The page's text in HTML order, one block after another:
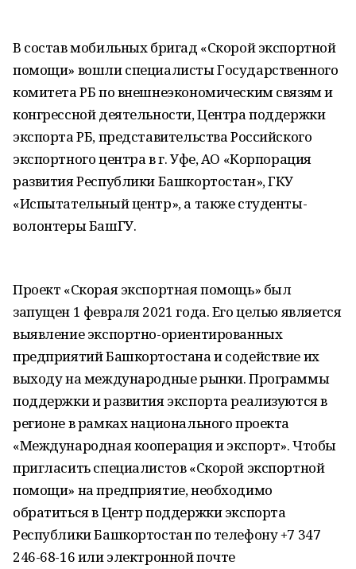
В состав мобильных бригад «Скорой экспортной
помощи» вошли специалисты Государственного
комитета РБ по внешнеэкономическим связям и
конгрессной деятельности, Центра поддержки
экспорта РБ, представительства Российского
экспортного центра в г. Уфе, АО «Корпорация
развития Республики Башкортостан», ГКУ
«Испытательный центр», а также студенты-
волонтеры БашГУ.
Проект «Скорая экспортная помощь» был
запущен 1 февраля 2021 года. Его целью является
выявление экспортно-ориентированных
предприятий Башкортостана и содействие их
выходу на международные рынки. Программы
поддержки и развития экспорта реализуются в
регионе в рамках национального проекта
«Международная кооперация и экспорт». Чтобы
пригласить специалистов «Скорой экспортной
помощи» на предприятие, необходимо
обратиться в Центр поддержки экспорта
Республики Башкортостан по телефону +7 347
246-68-16 или электронной почте